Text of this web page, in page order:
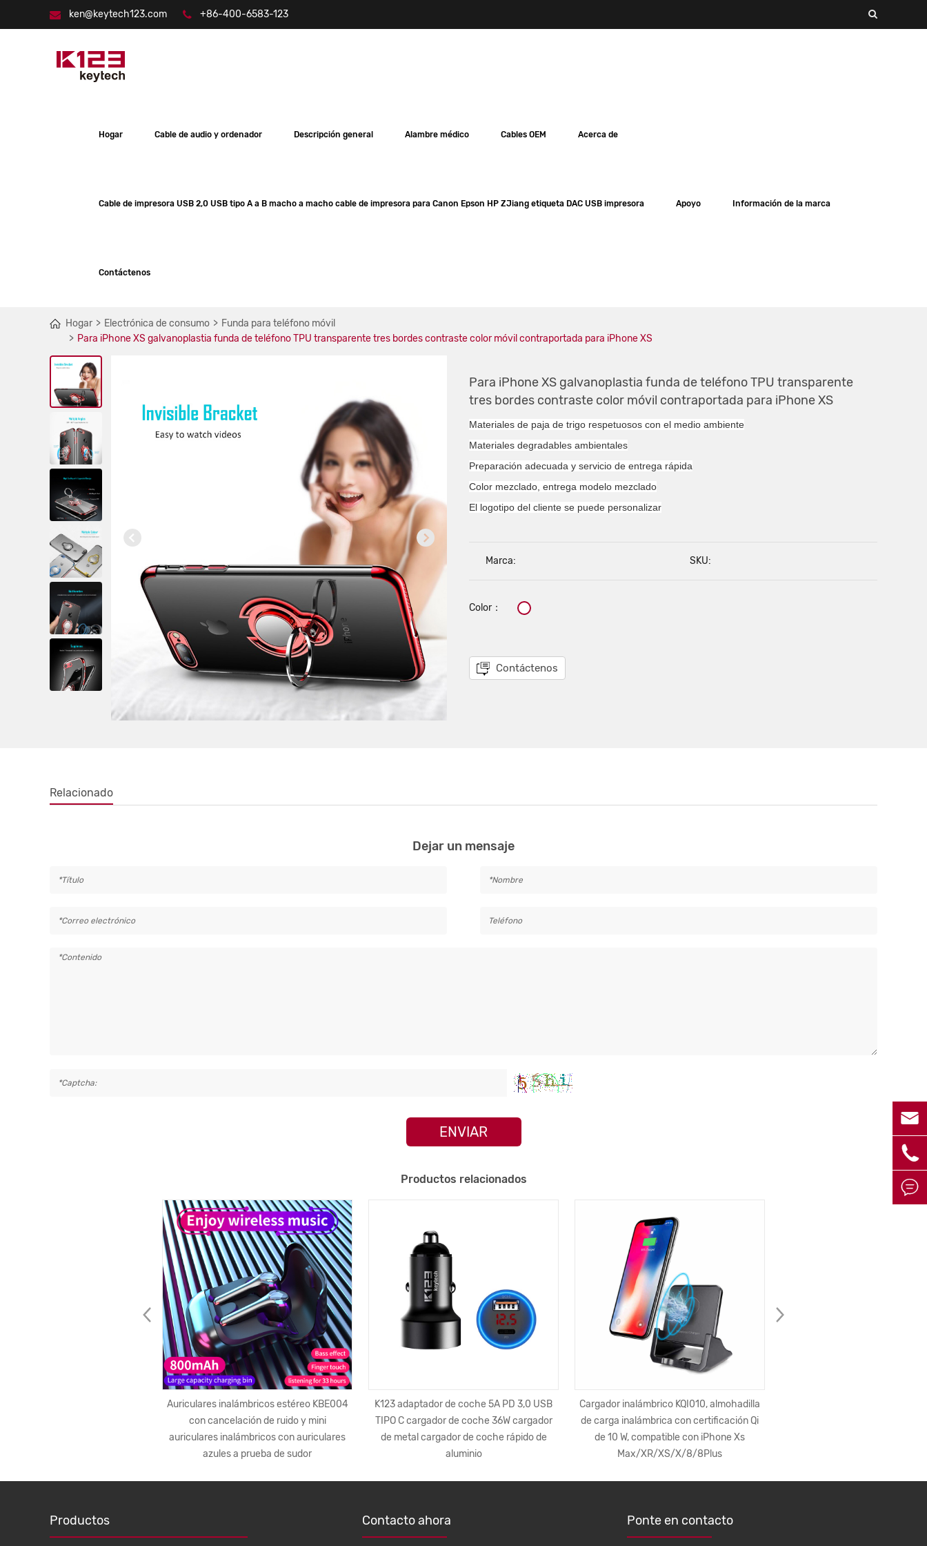
ken@keytech123.com +86-400-6583-123
Hogar Cable de audio y ordenador Descripción general Alambre médico Cables OEM Acerca de
Cable de impresora USB 2,0 USB tipo A a B macho a macho cable de impresora para Canon Epson HP ZJiang etiqueta DAC USB impresora Apoyo Información de la marca
Contáctenos
Hogar Electrónica de consumo
Funda para teléfono móvil
Para iPhone XS galvanoplastia funda de teléfono TPU transparente tres bordes contraste color móvil contraportada para iPhone XS
Para iPhone XS galvanoplastia funda de teléfono TPU transparente
tres bordes contraste color móvil contraportada para iPhone XS
Materiales de paja de trigo respetuosos con el medio ambiente
Materiales degradables ambientales
Preparación adecuada y servicio de entrega rápida
Color mezclado, entrega modelo mezclado
El logotipo del cliente se puede personalizar
Marca: SKU:
Color：
Contáctenos
Relacionado
Dejar un mensaje
ENVIAR
Productos relacionados
Auriculares inalámbricos estéreo KBE004
con cancelación de ruido y mini
auriculares inalámbricos con auriculares
azules a prueba de sudor
K123 adaptador de coche 5A PD 3,0 USB
TIPO C cargador de coche 36W cargador
de metal cargador de coche rápido de
aluminio
Cargador inalámbrico KQI010, almohadilla
de carga inalámbrica con certificación Qi
de 10 W, compatible con iPhone Xs
Max/XR/XS/X/8/8Plus
Productos Contacto ahora Ponte en contacto


